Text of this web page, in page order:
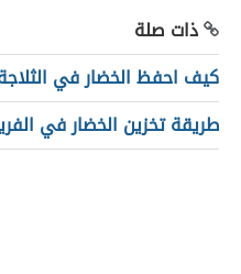
ذات صلة
كيف احفظ الخضار في
طريقة تخزين الخضار في